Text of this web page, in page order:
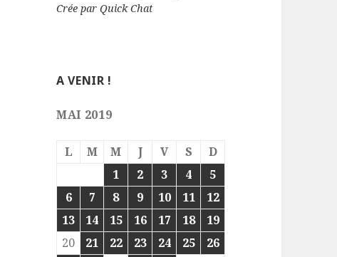
Crée par Quick Chat
A VENIR !
MAI 2019
L M M J V S D
1 2 3 4
5
6
7 8 9 10 11
12
13
14 15 16 17 18
19
20
21 22 23 24 25
26